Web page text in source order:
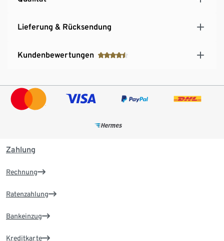
Lieferung & Rücksendung
Kundenbewertungen
Zahlung
Rechnung
Ratenzahlung
Bankeinzug
Kreditkarte